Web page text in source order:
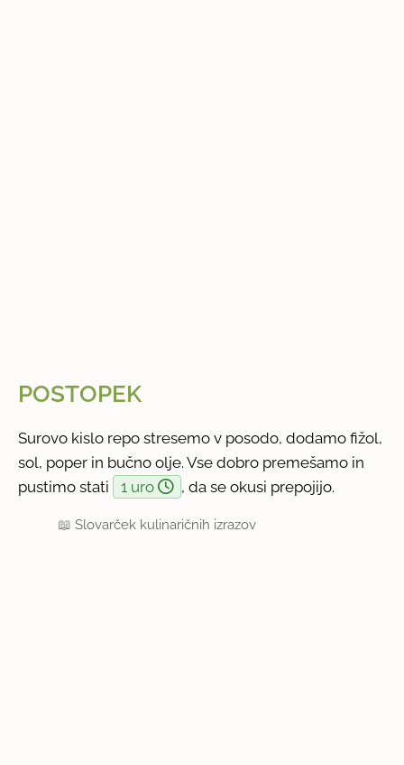
POSTOPEK
Surovo kislo repo stresemo v posodo, dodamo fižol,
sol, poper in bučno olje. Vse dobro premešamo in
pustimo stati
1 uro , da se okusi prepojijo.
📖Slovarček kulinaričnih izrazov